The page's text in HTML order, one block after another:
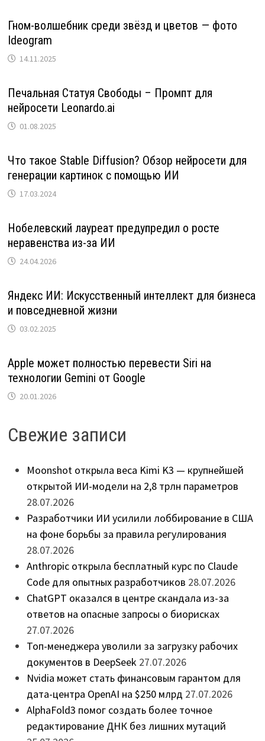
Гном-волшебник среди звёзд и цветов — фото
Ideogram
14.11.2025
Печальная Статуя Свободы – Промпт для
нейросети Leonardo.ai
01.08.2025
Что такое Stable Diffusion? Обзор нейросети для
генерации картинок с помощью ИИ
17.03.2024
Нобелевский лауреат предупредил о росте
неравенства из-за ИИ
24.04.2026
Яндекс ИИ: Искусственный интеллект для бизнеса
и повседневной жизни
03.02.2025
Apple может полностью перевести Siri на
технологии Gemini от Google
20.01.2026
Свежие записи
Moonshot открыла веса Kimi K3 — крупнейшей
открытой ИИ-модели на 2,8 трлн параметров
28.07.2026
Разработчики ИИ усилили лоббирование в США
на фоне борьбы за правила регулирования
28.07.2026
Anthropic открыла бесплатный курс по Claude
Code для опытных разработчиков 28.07.2026
ChatGPT оказался в центре скандала из-за
ответов на опасные запросы о биорисках
27.07.2026
Топ-менеджера уволили за загрузку рабочих
документов в DeepSeek 27.07.2026
Nvidia может стать финансовым гарантом для
дата-центра OpenAI на $250 млрд 27.07.2026
AlphaFold3 помог создать более точное
редактирование ДНК без лишних мутаций